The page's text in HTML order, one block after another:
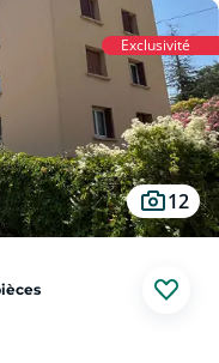
écoles, transports,
un quartier dynamique et prisé
praticité et qualité de vie.
patrimonial.
virtuel.
Exclusivité
12